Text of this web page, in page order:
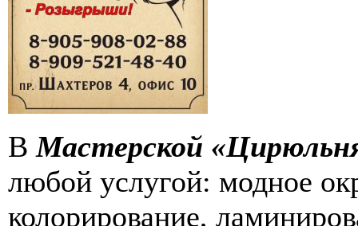
ВМастерской
любой услугой: модное
колорирование,